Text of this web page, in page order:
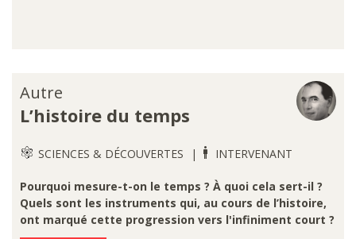
Autre
L’histoire du temps
SCIENCES & DÉCOUVERTES INTERVENANT
Pourquoi mesure-t-on le temps ? À quoi cela sert-il ?
Quels sont les instruments qui, au cours de l’histoire,
ont marqué cette progression vers l'infiniment court ?